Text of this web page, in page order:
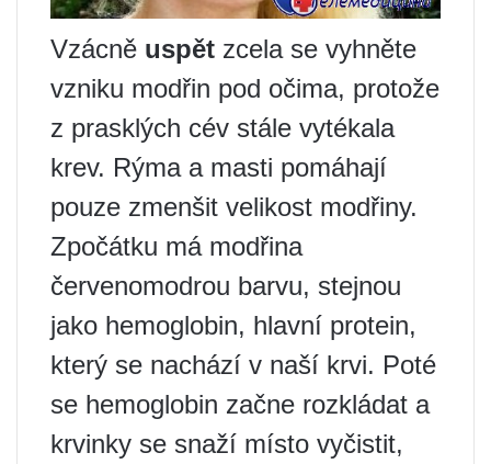
Vzácně uspět zcela se vyhněte
vzniku modřin pod očima, protože
z prasklých cév stále vytékala
krev. Rýma a masti pomáhají
pouze zmenšit velikost modřiny.
Zpočátku má modřina
červenomodrou barvu, stejnou
jako hemoglobin, hlavní protein,
který se nachází v naší krvi. Poté
se hemoglobin začne rozkládat a
krvinky se snaží místo vyčistit,